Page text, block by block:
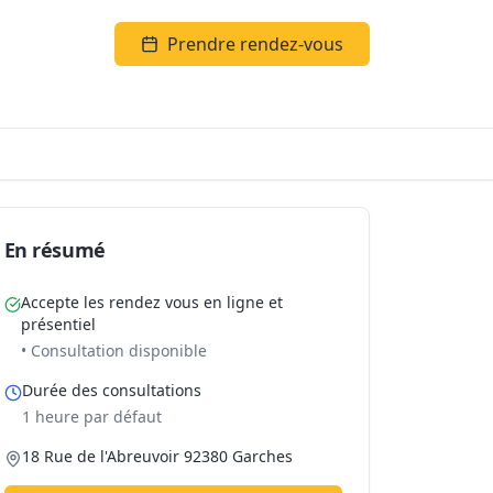
Prendre rendez-vous
En résumé
Accepte les rendez vous en ligne et
présentiel
• Consultation disponible
Durée des consultations
1 heure par défaut
18 Rue de l'Abreuvoir 92380 Garches